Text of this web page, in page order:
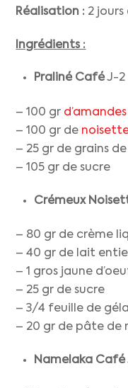
Réalisation : 2 jours
Ingrédients :
Praliné CaféJ-2
– 100 gr d’amandes
– 100 gr de
– 25 gr de grains
– 105 gr de sucre
Crémeux
– 80 gr de crème
– 40 gr de lait
– 1 gros jaune
– 25 gr de sucre
– 3/4 feuille de
– 20 gr de pâte de
Namelaka Café